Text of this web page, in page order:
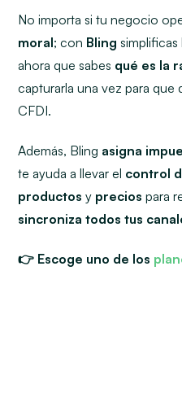
No importa si tu negocio
moral; con Bling
ahora que sabes qué es la
capturarla una vez para que
CFDI.
Además, Bling asigna
te ayuda a llevar el control
productos y preciospara
sincroniza todos tus
👉 Escoge uno de los